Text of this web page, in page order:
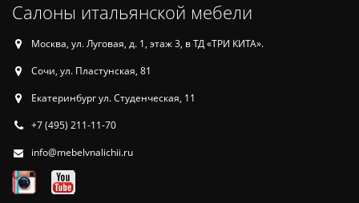
Салоны итальянской мебели
Москва, ул. Луговая, д. 1, этаж 3, в ТД «ТРИ КИТА».
Сочи, ул. Пластунская, 81
Екатеринбург ул. Студенческая, 11
+7 (495) 211-11-70
info@mebelvnalichii.ru